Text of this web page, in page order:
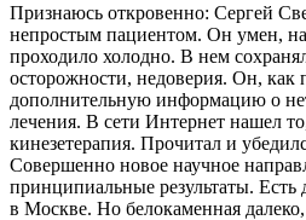
Признаюсь откровенно: Сергей
непростым пациентом. Он умен,
проходило холодно. В нем
осторожности, недоверия. Он, как
дополнительную информацию о
лечения. В сети Интернет нашел
кинезетерапия. Прочитал и
Совершенно новое научное
принципиальные результаты.
в Москве. Но белокаменная далеко,